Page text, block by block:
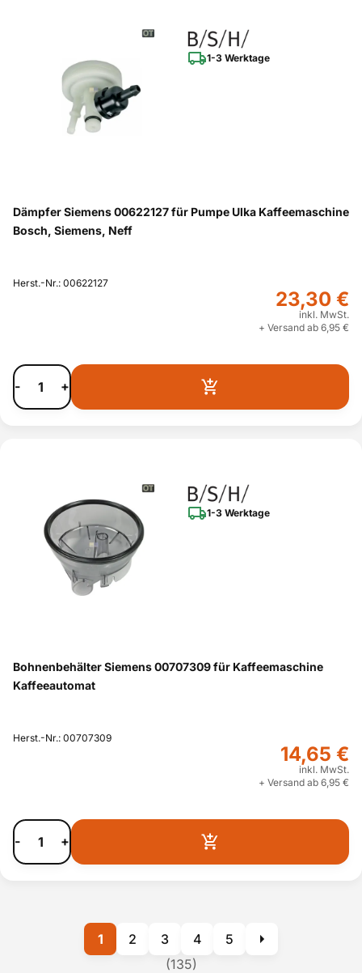
1-3 Werktage
Dämpfer Siemens 00622127 für Pumpe Ulka Kaffeemaschine
Bosch, Siemens, Neff
Herst.-Nr.: 00622127
23,30 €
inkl. MwSt.
+ Versand ab 6,95 €
- +
1-3 Werktage
Bohnenbehälter Siemens 00707309 für Kaffeemaschine
Kaffeeautomat
Herst.-Nr.: 00707309
14,65 €
inkl. MwSt.
+ Versand ab 6,95 €
- +
(135)
1 2 3 4 5